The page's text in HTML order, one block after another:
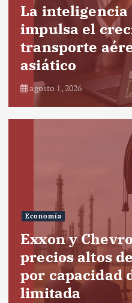
La
impulsa el
transporte
asiático
agosto 1, 2026
Economía
Exxon y
precios altos
por capacidad
limitada